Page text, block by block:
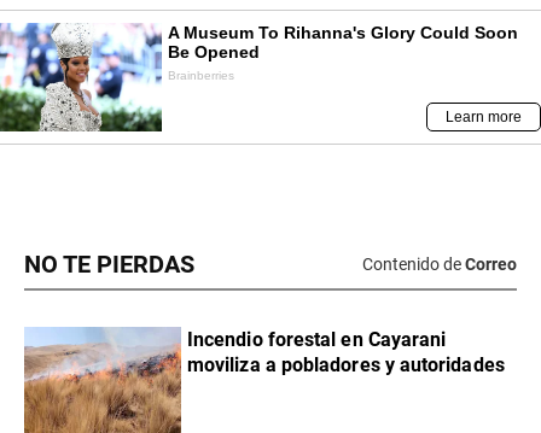
NO TE PIERDAS Contenido deCorreo
Incendio forestal en Cayarani
moviliza a pobladores y autoridades